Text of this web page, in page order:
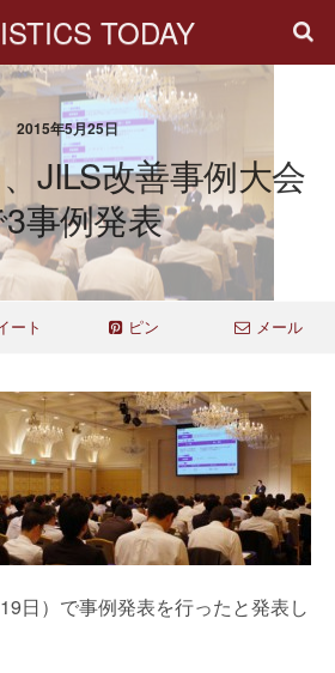
TODAY
2015年5月25日
JILS改善事例大会
事例発表
ート ピン メール
日）で事例発表を行ったと発表し